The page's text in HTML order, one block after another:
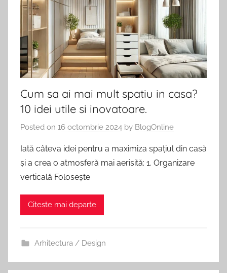
tot
ce
te
intereseaza.
Comunicate
Presa,
Promovare
Afaceri
Articole
SEO.Cum sa ai mai mult spatiu in casa?
10 idei utile si inovatoare.
Posted on 16 octombrie 2024 by BlogOnline
Iată câteva idei pentru a maximiza spațiul din casă
și a crea o atmosferă mai aerisită: 1. Organizare
verticală Folosește
Citeste mai departe
Arhitectura / Design